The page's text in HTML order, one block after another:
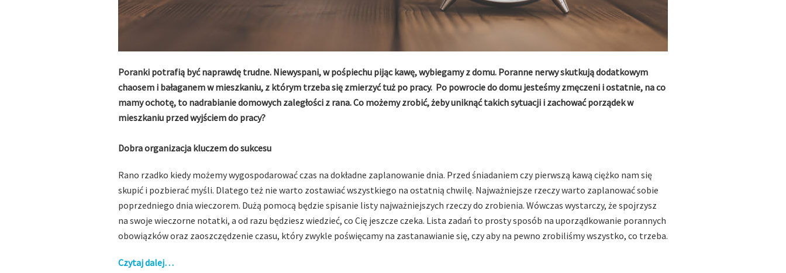
Poranki potrafią być naprawdę trudne. Niewyspani, w pośpiechu pijąc kawę, wybiegamy z domu. Poranne nerwy skutkują dodatkowym
chaosem i bałaganem w mieszkaniu, z którym trzeba się zmierzyć tuż po pracy. Po powrocie do domu jesteśmy zmęczeni i ostatnie, na co
mamy ochotę, to nadrabianie domowych zaległości z rana. Co możemy zrobić, żeby uniknąć takich sytuacji i zachować porządek w
mieszkaniu przed wyjściem do pracy?
Dobra organizacja kluczem do sukcesu
Rano rzadko kiedy możemy wygospodarować czas na dokładne zaplanowanie dnia. Przed śniadaniem czy pierwszą kawą ciężko nam się
skupić i pozbierać myśli. Dlatego też nie warto zostawiać wszystkiego na ostatnią chwilę. Najważniejsze rzeczy warto zaplanować sobie
poprzedniego dnia wieczorem. Dużą pomocą będzie spisanie listy najważniejszych rzeczy do zrobienia. Wówczas wystarczy, że spojrzysz
na swoje wieczorne notatki, a od razu będziesz wiedzieć, co Cię jeszcze czeka. Lista zadań to prosty sposób na uporządkowanie porannych
obowiązków oraz zaoszczędzenie czasu, który zwykle poświęcamy na zastanawianie się, czy aby na pewno zrobiliśmy wszystko, co trzeba.
Czytaj dalej…